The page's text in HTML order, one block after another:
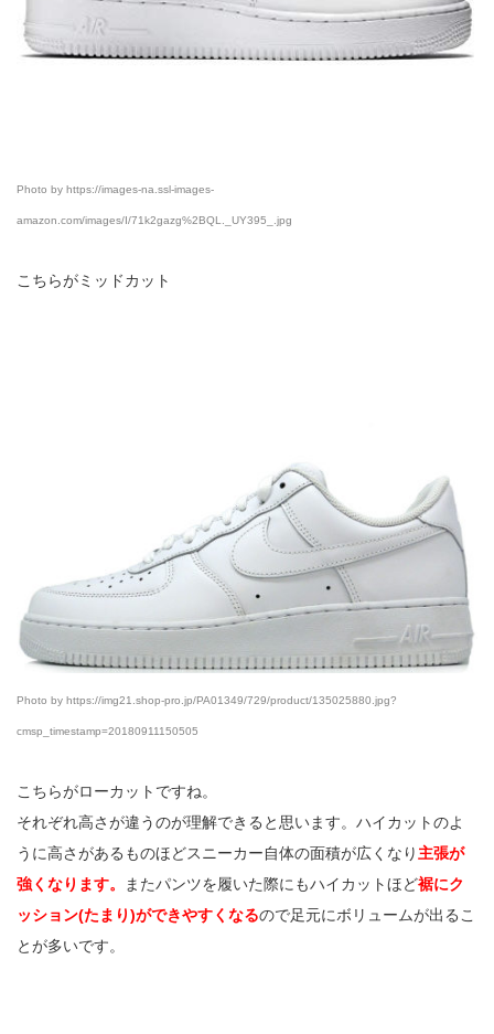
Photo by https://images-na.ssl-images-
amazon.com/images/I/71k2gazg%2BQL._UY395_.jpg
こちらがミッドカット
Photo by https://img21.shop-pro.jp/PA01349/729/product/135025880.jpg?
cmsp_timestamp=20180911150505
こちらがローカットですね。
それぞれ高さが違うのが理解できると思います。ハイカットのよ
うに高さがあるものほどスニーカー自体の面積が広くなり 主張が
強くなります。
またパンツを履いた際にもハイカットほど裾にク
ッション(たまり)ができやすくなるので足元にボリュームが出るこ
とが多いです。